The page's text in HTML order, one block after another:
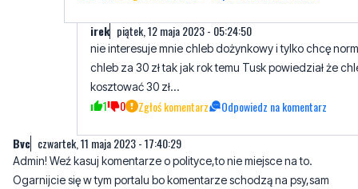
Chleb dożynkowy
0 2 Zgłoś komentarz Odpowiedz na komentarz
irek piątek, 12 maja 2023 - 05:24:50
nie interesuje mnie chleb dożynkowy i tylko chcę
kosztować 30 zł...
1 0 Zgłoś komentarz Odpowiedz na komentarz